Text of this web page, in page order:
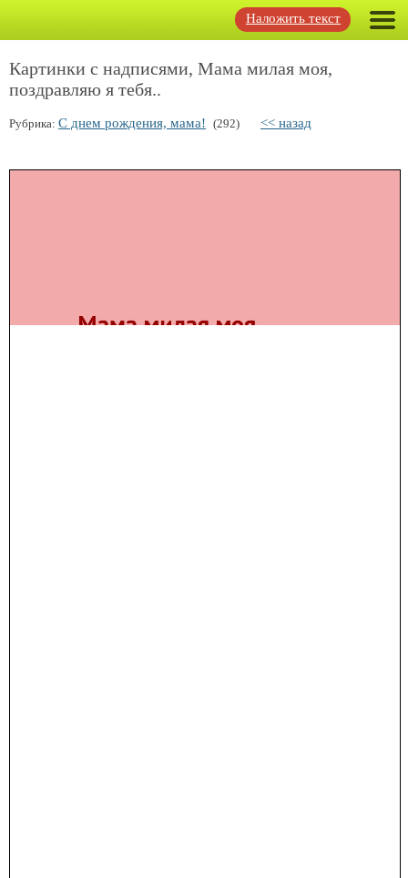
Наложить текст
Картинки с надписями, Мама милая моя,
поздравляю я тебя..
Рубрика: С днем рождения, мама! (292) << назад